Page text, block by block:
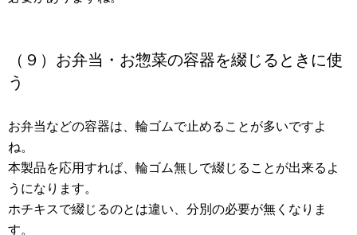
（９）お弁当・お惣菜の容器を綴じるときに使
う
お弁当などの容器は、輪ゴムで止めることが多いですよ
ね。
本製品を応用すれば、輪ゴム無しで綴じることが出来るよ
うになります。
ホチキスで綴じるのとは違い、分別の必要が無くなりま
す。